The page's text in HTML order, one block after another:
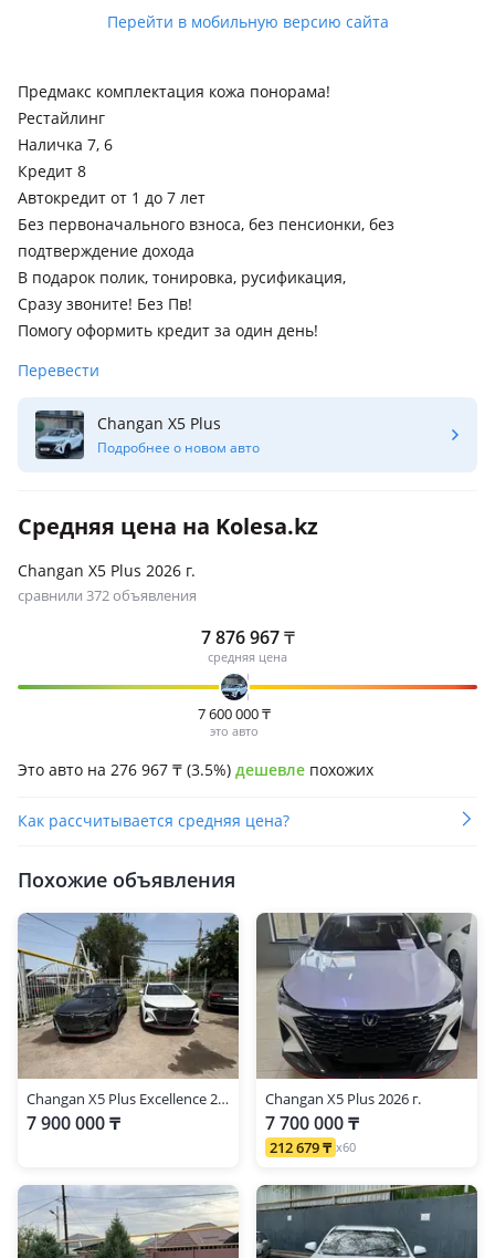
Перейти в мобильную версию сайта
Наличка 7, 9
Предмакс комплектация кожа понорама!
Рестайлинг
Наличка 7, 6
Кредит 8
Автокредит от 1 до 7 лет
Без первоначального взноса, без пенсионки, без
подтверждение дохода
В подарок полик, тонировка, русификация,
Сразу звоните! Без Пв!
Помогу оформить кредит за один день!
Перевести
Changan X5 Plus
Подробнее о новом авто
Средняя цена на Kolesa.kz
Changan X5 Plus 2026 г.
сравнили 372 объявления
7 876 967₸
средняя цена
7 600 000₸
это авто
Это авто на 276 967 ₸ (3.5%) дешевле похожих
Как рассчитывается средняя цена?
Похожие объявления
Changan X5 Plus Excellence 2026 г.
7 900 000 ₸
Changan X5 Plus 2026 г.
7 700 000 ₸
212 679 ₸ x60